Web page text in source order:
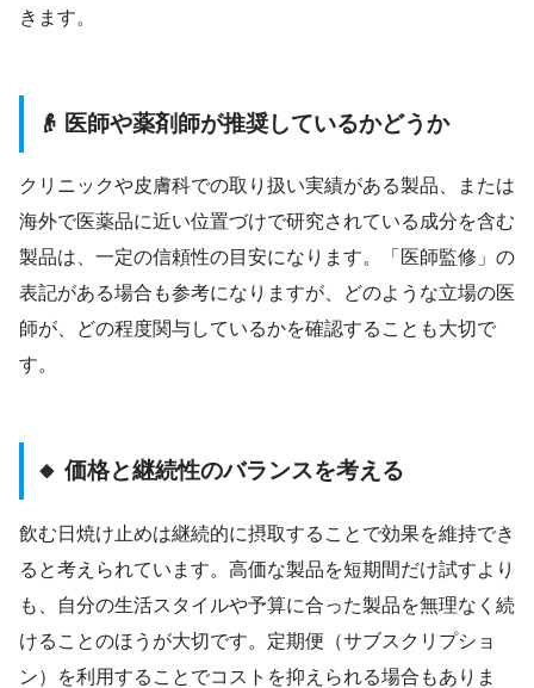
きます。
👴 医師や薬剤師が推奨しているかどうか
クリニックや皮膚科での取り扱い実績がある製品、または
海外で医薬品に近い位置づけで研究されている成分を含む
製品は、一定の信頼性の目安になります。「医師監修」の
表記がある場合も参考になりますが、どのような立場の医
師が、どの程度関与しているかを確認することも大切で
す。
🔸 価格と継続性のバランスを考える
飲む日焼け止めは継続的に摂取することで効果を維持でき
ると考えられています。高価な製品を短期間だけ試すより
も、自分の生活スタイルや予算に合った製品を無理なく続
けることのほうが大切です。定期便（サブスクリプショ
ン）を利用することでコストを抑えられる場合もありま